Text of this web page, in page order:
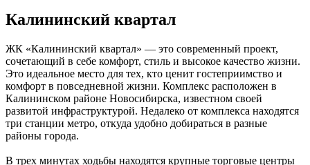
Калининский квартал
ЖК «Калининский квартал» — это современный проект,
сочетающий в себе комфорт, стиль и высокое качество жизни.
Это идеальное место для тех, кто ценит гостеприимство и
комфорт в повседневной жизни. Комплекс расположен в
Калининском районе Новосибирска, известном своей
развитой инфраструктурой. Недалеко от комплекса находятся
три станции метро, откуда удобно добираться в разные
районы города.
В трех минутах ходьбы находятся крупные торговые центры